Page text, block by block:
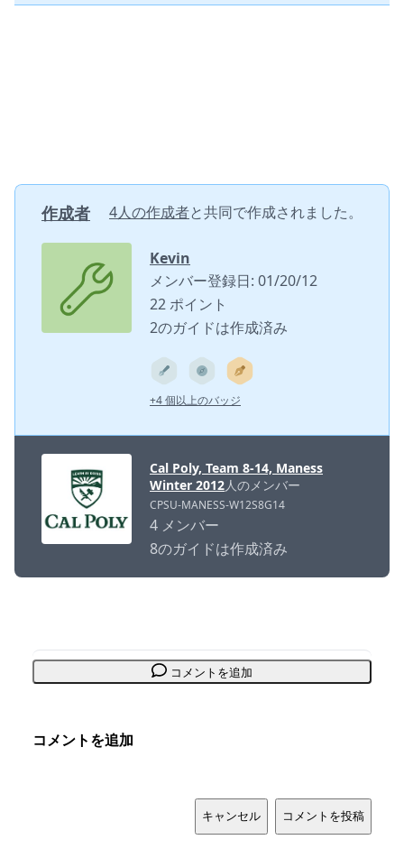
作成者 4人の作成者と共同で作成されました。
Kevin
メンバー登録日: 01/20/12
22 ポイント
2のガイドは作成済み
+4 個以上のバッジ
Cal Poly, Team 8-14, Maness
Winter 2012人のメンバー
CPSU-MANESS-W12S8G14
4 メンバー
8のガイドは作成済み
コメントを追加
コメントを追加
キャンセル コメントを投稿